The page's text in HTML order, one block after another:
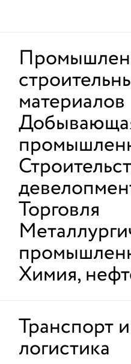
материалов
Торговля
Химия,
Транспорт и
логистика